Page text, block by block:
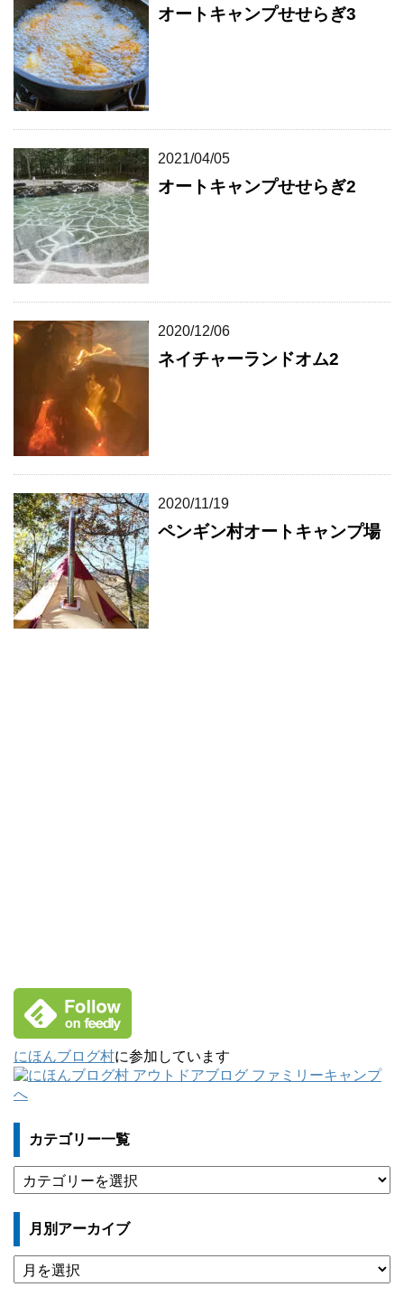
オートキャンプせせらぎ3
2021/04/05
オートキャンプせせらぎ2
2020/12/06
ネイチャーランドオム2
2020/11/19
ペンギン村オートキャンプ場
にほんブログ村に参加しています
カテゴリー一覧
テ
ゴ
ー
一
覧
月別アーカイブ
月
別